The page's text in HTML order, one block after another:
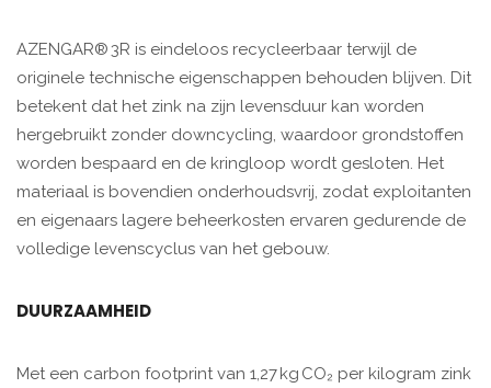
AZENGAR® 3R is eindeloos recycleerbaar terwijl de
originele technische eigenschappen behouden blijven. Dit
betekent dat het zink na zijn levensduur kan worden
hergebruikt zonder downcycling, waardoor grondstoffen
worden bespaard en de kringloop wordt gesloten. Het
materiaal is bovendien onderhoudsvrij, zodat exploitanten
en eigenaars lagere beheerkosten ervaren gedurende de
volledige levenscyclus van het gebouw.
DUURZAAMHEID
Met een carbon footprint van 1,27 kg CO₂ per kilogram zink